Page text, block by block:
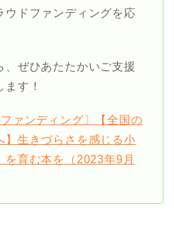
ウドファンディングを応
、ぜひあたたかいご支援
す！
ァンディング〕【全国の
】生きづらさを感じる小
を育む本を（2023年9月